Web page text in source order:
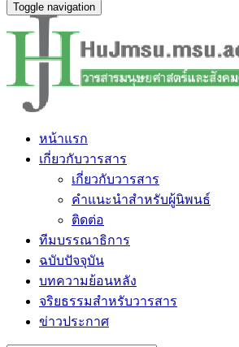
Toggle navigation
หน้าแรก
เกี่ยวกับวารสาร
เกี่ยวกับวารสาร
คำแนะนำสำหรับผู้นิพนธ์
ติดต่อ
ทีมบรรณาธิการ
ฉบับปัจจุบัน
บทความย้อนหลัง
จริยธรรมสำหรับวารสาร
ข่าวประกาศ